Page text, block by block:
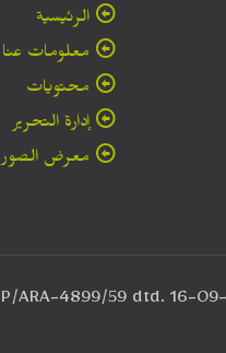
الرئيسية
معلومات عنا
محتويات
إدارة التحرير
معرض الصور